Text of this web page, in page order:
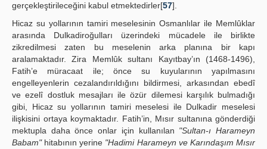
gerçekleştirileceğini kabul etmektedirler[57].
Hicaz su yollarının tamiri meselesinin Osmanlılar ile Memlûklar
arasında Dulkadiroğulları üzerindeki mücadele ile birlikte
zikredilmesi zaten bu meselenin arka planına bir kapı
aralamaktadır. Zira Memlûk sultanı Kayıtbay’ın (1468-1496),
Fatih’e müracaat ile; önce su kuyularının yapılmasını
engelleyenlerin cezalandırıldığını bildirmesi, arkasından ebedî
ve ezelî dostluk mesajları ile özür dilemesi karşılık bulmadığı
gibi, Hicaz su yollarının tamiri meselesi ile Dulkadir meselesi
ilişkisini ortaya koymaktadır. Fatih’in, Mısır sultanına gönderdiği
mektupla daha önce onlar için kullanılan "Sultan-ı Harameyn
Babam"hitabının yerine "Hadimi Harameyn ve Karındaşım Mısır